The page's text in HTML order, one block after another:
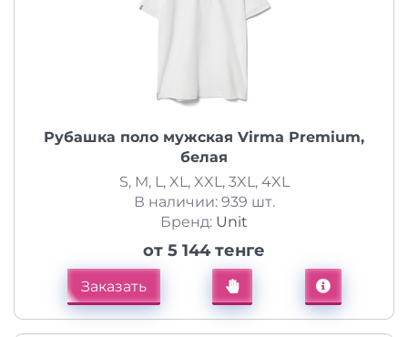
Рубашка поло мужская Virma Premium,
белая
S, M, L, XL, XXL, 3XL, 4XL
В наличии: 939 шт.
Бренд: Unit
от 5 144 тенге
Заказать